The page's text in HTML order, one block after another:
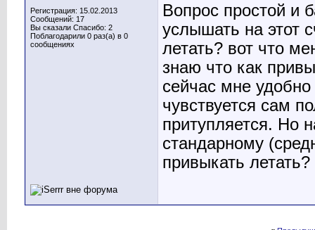
Регистрация: 15.02.2013
Сообщений: 17
Вы сказали Спасибо: 2
Поблагодарили 0 раз(а) в 0
сообщениях
Вопрос простой и
услышать на этот
летать? вот что
знаю что как
сейчас мне
чувствуется сам
притупляется. Но
стандарному
привыкать летать?